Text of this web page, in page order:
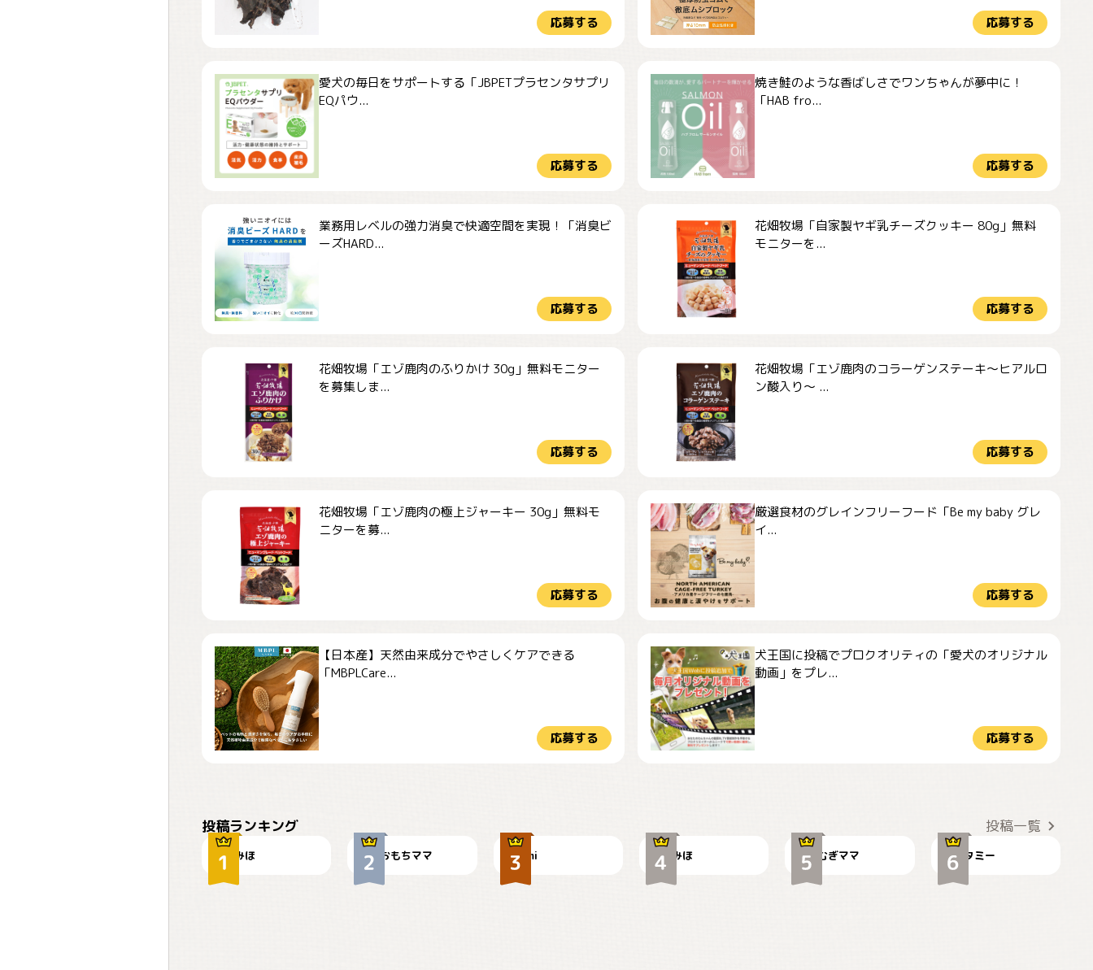
応募する 応募する
愛犬の毎日をサポートする「JBPETプラセンタサプリ
EQパウ...
応募する
焼き鮭のような香ばしさでワンちゃんが夢中に！
「HAB fro...
応募する
業務用レベルの強力消臭で快適空間を実現！「消臭ビ
ーズHARD...
応募する
花畑牧場「自家製ヤギ乳チーズクッキー 80g」無料
モニターを...
応募する
花畑牧場「エゾ鹿肉のふりかけ 30g」無料モニター
を募集しま...
応募する
花畑牧場「エゾ鹿肉のコラーゲンステーキ～ヒアルロ
ン酸入り～ ...
応募する
花畑牧場「エゾ鹿肉の極上ジャーキー 30g」無料モ
ニターを募...
応募する
厳選食材のグレインフリーフード「Be my baby グレ
イ...
応募する
【日本産】天然由来成分でやさしくケアできる
「MBPLCare...
応募する
犬王国に投稿でプロクオリティの「愛犬のオリジナル
動画」をプレ...
応募する
投稿ランキング 投稿一覧
みほ おもちママ mi みほ むぎママ タミー